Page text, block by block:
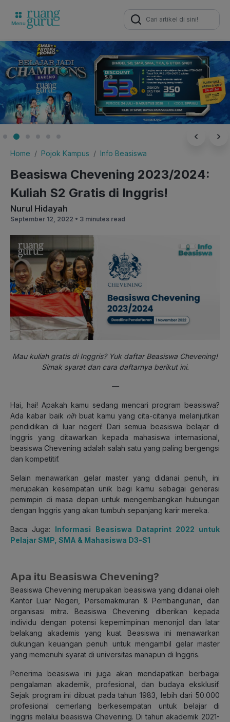
Search
for:
Home Pojok Kampus Info Beasiswa
Beasiswa Chevening 2023/2024:
Kuliah S2 Gratis di Inggris!
Nurul Hidayah
September 12, 2022 • 3 minutes read
Mau kuliah gratis di Inggris? Yuk daftar Beasiswa Chevening!
Simak syarat dan cara daftarnya berikut ini.
—
Hai, hai! Apakah kamu sedang mencari program beasiswa?
Ada kabar baik nihbuat kamu yang cita-citanya melanjutkan
pendidikan di luar negeri! Dari semua beasiswa belajar di
Inggris yang ditawarkan kepada mahasiswa internasional,
beasiswa Chevening adalah salah satu yang paling bergengsi
dan kompetitif.
Selain menawarkan gelar master yang didanai penuh, ini
merupakan kesempatan unik bagi kamu sebagai generasi
pemimpin di masa depan untuk mengembangkan hubungan
dengan Inggris yang akan tumbuh sepanjang karir mereka.
Baca Juga: Informasi Beasiswa Dataprint 2022 untuk
Pelajar SMP, SMA & Mahasiswa D3-S1
Apa itu Beasiswa Chevening?
Beasiswa Chevening merupakan beasiswa yang didanai oleh
Kantor Luar Negeri, Persemakmuran & Pembangunan, dan
organisasi mitra. Beasiswa Chevening diberikan kepada
individu dengan potensi kepemimpinan menonjol dan latar
belakang akademis yang kuat. Beasiswa ini menawarkan
dukungan keuangan penuh untuk mengambil gelar master
yang memenuhi syarat di universitas manapun di Inggris.
Penerima beasiswa ini juga akan mendapatkan berbagai
pengalaman akademik, profesional, dan budaya eksklusif.
Sejak program ini dibuat pada tahun 1983, lebih dari 50.000
profesional cemerlang berkesempatan untuk belajar di
Inggris melalui beasiswa Chevening. Di tahun akademik 2021-